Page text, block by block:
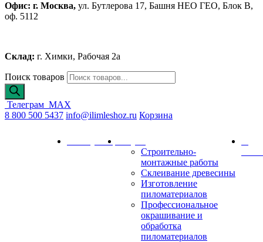
Офис: г. Москва, ул. Бутлерова 17, Башня НЕО ГЕО, Блок В,
оф. 5112
Склад: г. Химки, Рабочая 2а
Поиск товаров
Телеграм MAX
8 800 500 5437 info@ilimleshoz.ru Корзина
Калькулятор
Строительно-
монтажные работы
Склеивание древесины
Изготовление
пиломатериалов
Профессиональное
окрашивание и
обработка
пиломатериалов